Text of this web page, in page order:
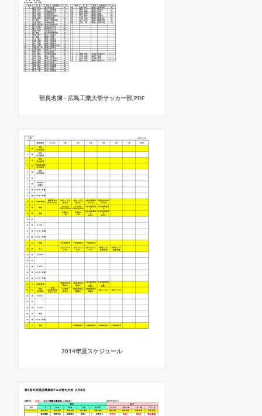
部員名簿 - 広島工業大学サッカー部;PDF
2014年度スケジュール